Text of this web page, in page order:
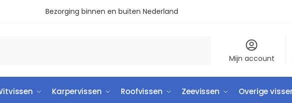
Bezorging binnen en buiten Nederland
Mijn account
Karpervissen Roofvissen Zeevissen Overige